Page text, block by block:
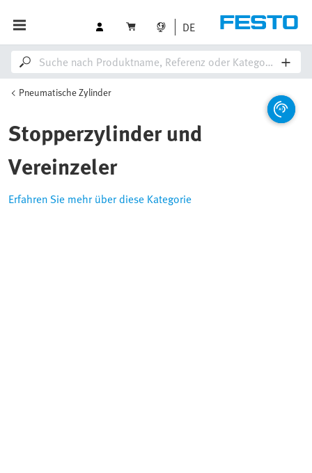
DE
Pneumatische Zylinder
Stopperzylinder und
Vereinzeler
Erfahren Sie mehr über diese Kategorie